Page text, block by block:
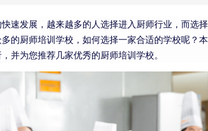
速发展，越来越多的人选择进入厨师行业，而选
的厨师培训学校，如何选择一家合适的学校呢？
并为您推荐几家优秀的厨师培训学校。